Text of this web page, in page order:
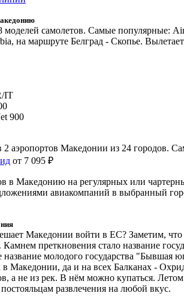
моделей самолетов. Самые популярные:
на маршруте Белград - Скопье.
IT
900
аэропортов Македонии из 24 городов.
от 7 095 ₽
в Македонию на регулярных или
авиакомпаний в выбранный
Македонии войти в ЕС? Заметим,
преткновения стало название
название молодого государства
Македонии, да и на всех Балканах -
а не из рек. В нём можно купаться.
развлечения на любой вкус.